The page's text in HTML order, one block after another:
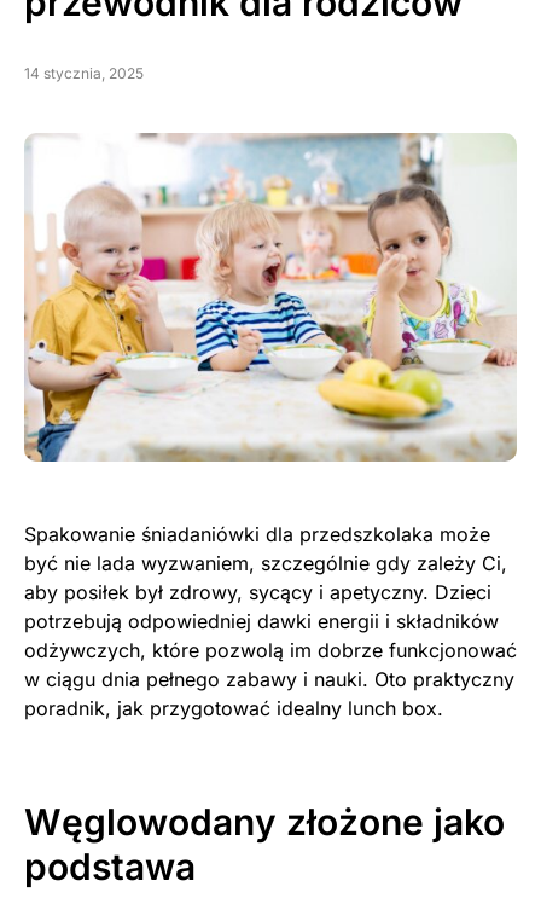
14 stycznia, 2025
Spakowanie śniadaniówki dla przedszkolaka może
być nie lada wyzwaniem, szczególnie gdy zależy Ci,
aby posiłek był zdrowy, sycący i apetyczny. Dzieci
potrzebują odpowiedniej dawki energii i składników
odżywczych, które pozwolą im dobrze funkcjonować
w ciągu dnia pełnego zabawy i nauki. Oto praktyczny
poradnik, jak przygotować idealny lunch box.
Węglowodany złożone jako
podstawa